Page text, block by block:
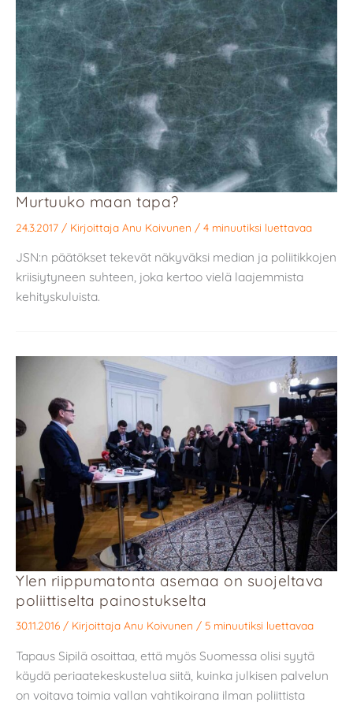
Murtuuko maan tapa?
24.3.2017 / Kirjoittaja Anu Koivunen / 4 minuutiksi luettavaa
JSN:n päätökset tekevät näkyväksi median ja poliitikkojen
kriisiytyneen suhteen, joka kertoo vielä laajemmista
kehityskuluista.
Ylen riippumatonta asemaa on suojeltava
poliittiselta painostukselta
30.11.2016 / Kirjoittaja Anu Koivunen / 5 minuutiksi luettavaa
Tapaus Sipilä osoittaa, että myös Suomessa olisi syytä
käydä periaatekeskustelua siitä, kuinka julkisen palvelun
on voitava toimia vallan vahtikoirana ilman poliittista